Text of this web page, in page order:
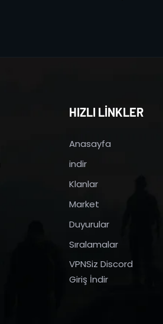
HIZLI LİNKLER
Anasayfa
indir
Klanlar
Market
Duyurular
Sıralamalar
VPNSiz Discord
Giriş İndir